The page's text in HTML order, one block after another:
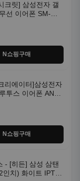
크릿] 삼성전자 갤
선 이어폰 SM-
N쇼핑구매
리에이터]삼성전자
투스 이어폰 ANC
N쇼핑구매
- [히든] 삼성 삼탠
치) 화이트 IPTV